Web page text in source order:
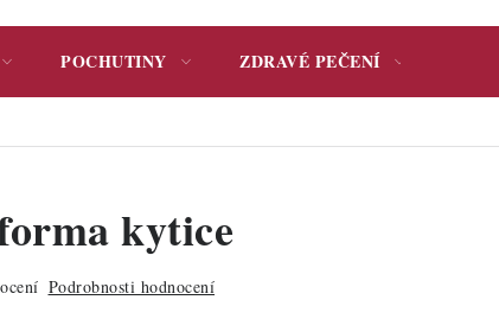
POCHUTINY ZDRAVÉ PEČENÍ
kytice
Podrobnosti hodnocení